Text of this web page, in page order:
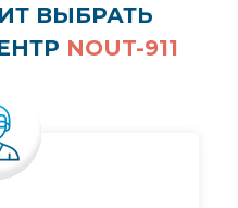
ВЫБРАТЬ
NOUT-911